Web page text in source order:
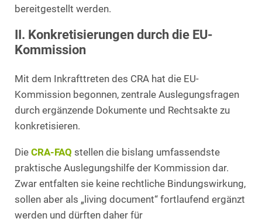
bereitgestellt werden.
II. Konkretisierungen durch die EU-
Kommission
Mit dem Inkrafttreten des CRA hat die EU-
Kommission begonnen, zentrale Auslegungsfragen
durch ergänzende Dokumente und Rechtsakte zu
konkretisieren.
Die CRA-FAQ stellen die bislang umfassendste
praktische Auslegungshilfe der Kommission dar.
Zwar entfalten sie keine rechtliche Bindungswirkung,
sollen aber als „living document“ fortlaufend ergänzt
werden und dürften daher für